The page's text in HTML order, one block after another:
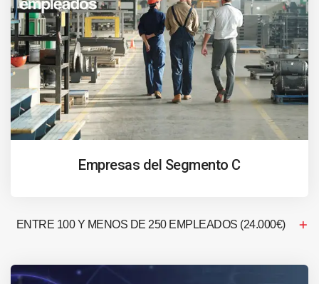
Empresas del Segmento C
ENTRE 100 Y MENOS DE 250 EMPLEADOS (24.000€)